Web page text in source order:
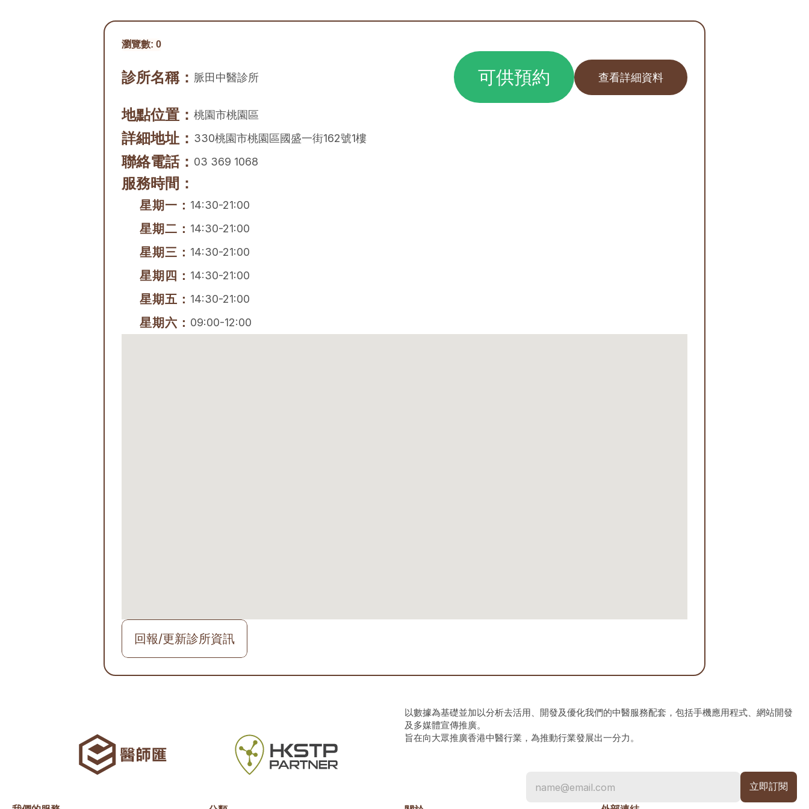
瀏覽數: 0
診所名稱： 脈田中醫診所 可供預約 查看詳細資料
地點位置： 桃園市桃園區
詳細地址： 330桃園市桃園區國盛一街162號1樓
聯絡電話： 03 369 1068
服務時間：
星期一： 14:30-21:00
星期二： 14:30-21:00
星期三： 14:30-21:00
星期四： 14:30-21:00
星期五： 14:30-21:00
星期六： 09:00-12:00
回報/更新診所資訊
以數據為基礎並加以分析去活用、開發及優化我們的中醫服務配套，包括手機應用程式、網站開發
及多媒體宣傳推廣。
旨在向大眾推廣香港中醫行業，為推動行業發展出一分力。